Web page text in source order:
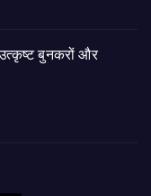
उत्कृष्ट बुनकरों और